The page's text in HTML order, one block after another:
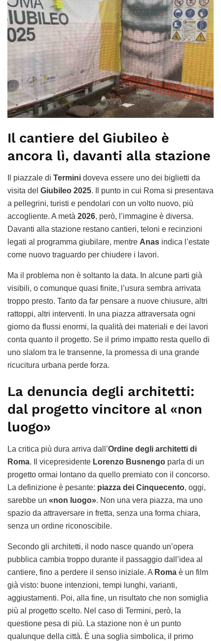
Il cantiere del Giubileo è
ancora lì, davanti alla stazione
Il piazzale di Termini doveva essere uno dei biglietti da
visita del Giubileo 2025. Il punto in cui Roma si presentava
a pellegrini, turisti e pendolari con un volto nuovo, più
accogliente. A metà 2026, però, l’immagine è diversa.
Davanti alla stazione restano cantieri, teloni e recinzioni
legati al programma giubilare, mentre Anas indica l’estate
come nuovo traguardo per chiudere i lavori.
Ma il problema non è soltanto la data. In alcune parti già
visibili, o comunque quasi finite, l’usura sembra arrivata
troppo presto. Tanto da far pensare a nuove chiusure, altri
rattoppi, altri interventi. In una piazza attraversata ogni
giorno da flussi enormi, la qualità dei materiali e dei lavori
conta quanto il progetto. Se il primo impatto resta quello di
uno slalom tra le transenne, la promessa di una grande
ricucitura urbana perde forza.
La denuncia degli architetti:
dal progetto vincitore al «non
luogo»
La critica più dura arriva dall’Ordine degli architetti di
Roma. Il vicepresidente Lorenzo Busnengo parla di un
progetto ormai lontano da quello premiato con il concorso.
La definizione è pesante: piazza dei Cinquecento, oggi,
sarebbe un «non luogo». Non una vera piazza, ma uno
spazio da attraversare in fretta, senza una forma chiara,
senza un ordine riconoscibile.
Secondo gli architetti, il nodo nasce quando un’opera
pubblica cambia troppo durante il passaggio dall’idea al
cantiere, fino a perdere il senso iniziale. A Roma è un film
già visto: buone intenzioni, tempi lunghi, varianti,
aggiustamenti. Poi, alla fine, un risultato che non somiglia
più al progetto scelto. Nel caso di Termini, però, la
questione pesa di più. La stazione non è un punto
qualunque della città. È una soglia simbolica, il primo